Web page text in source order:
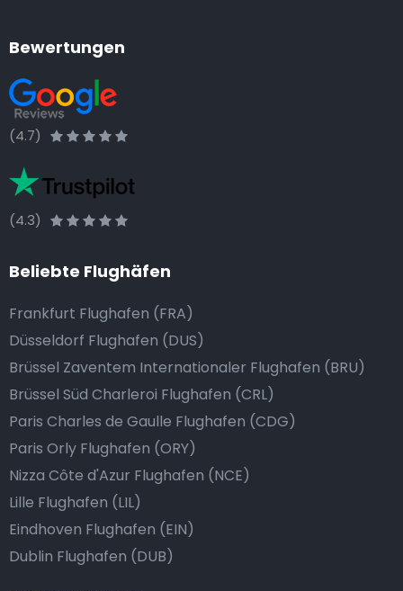
Bewertungen
(4.7)
(4.3)
Beliebte Flughäfen
Frankfurt Flughafen (FRA)
Düsseldorf Flughafen (DUS)
Brüssel Zaventem Internationaler Flughafen (BRU)
Brüssel Süd Charleroi Flughafen (CRL)
Paris Charles de Gaulle Flughafen (CDG)
Paris Orly Flughafen (ORY)
Nizza Côte d'Azur Flughafen (NCE)
Lille Flughafen (LIL)
Eindhoven Flughafen (EIN)
Dublin Flughafen (DUB)